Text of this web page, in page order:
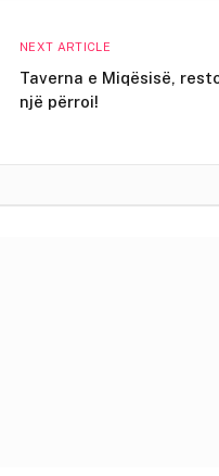
NEXT ARTICLE
Taverna e Miqësisë,
një përroi!